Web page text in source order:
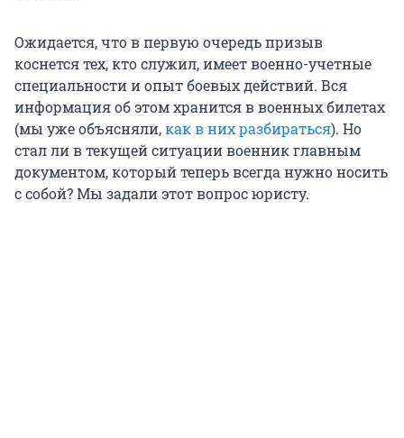
Ожидается, что в первую очередь призыв
коснется тех, кто служил, имеет военно-учетные
специальности и опыт боевых действий. Вся
информация об этом хранится в военных билетах
(мы уже объясняли,как в них разбираться). Но
стал ли в текущей ситуации военник главным
документом, который теперь всегда нужно носить
с собой? Мы задали этот вопрос юристу.